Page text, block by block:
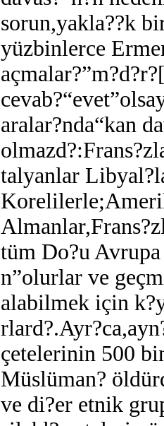
sorun,yakla??k
yüzbinlerce
aralar?nda“kan
talyanlar
tüm Do?u
n”olurlar ve
alabilmek için
çetelerinin 500
Müslüman?
ve di?er etnik